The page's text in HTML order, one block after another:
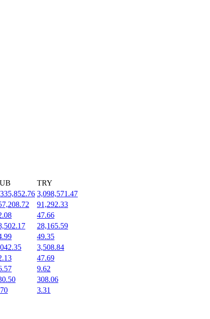
TRY
3,098,571.47
91,292.33
47.66
28,165.59
49.35
3,508.84
47.69
9.62
308.06
3.31